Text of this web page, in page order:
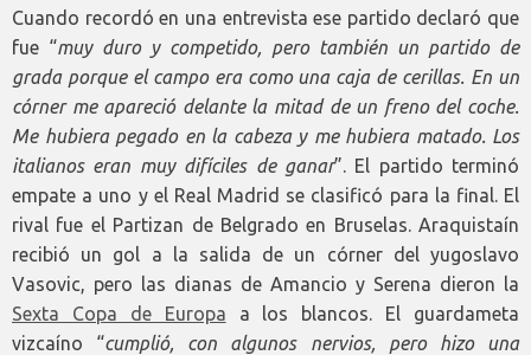
Cuando recordó en una entrevista ese partido declaró que
fue “muy duro y competido, pero también un partido de
grada porque el campo era como una caja de cerillas. En un
córner me apareció delante la mitad de un freno del coche.
Me hubiera pegado en la cabeza y me hubiera matado. Los
italianos eran muy difíciles de ganar”. El partido terminó
empate a uno y el Real Madrid se clasificó para la final. El
rival fue el Partizan de Belgrado en Bruselas. Araquistaín
recibió un gol a la salida de un córner del yugoslavo
Vasovic, pero las dianas de Amancio y Serena dieron la
Sexta Copa de Europa a los blancos. El guardameta
vizcaíno “cumplió, con algunos nervios, pero hizo una